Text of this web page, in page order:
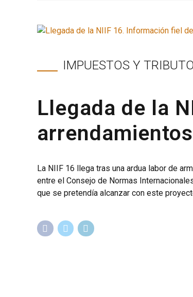
IMPUESTOS Y
Llegada de la
arrendamientos
La NIIF 16 llega tras una ardua labor de
entre el Consejo de Normas
que se pretendía alcanzar con este